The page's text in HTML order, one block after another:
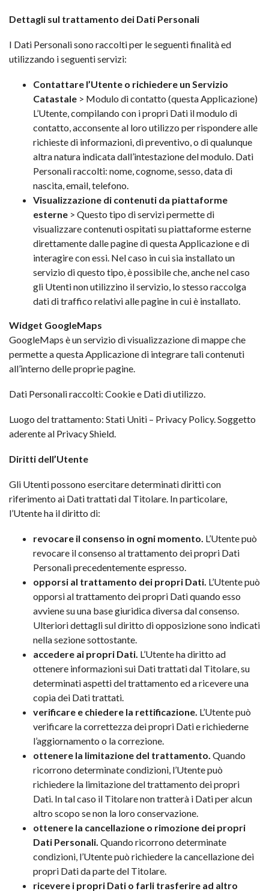
Dettagli sul trattamento dei Dati Personali
I Dati Personali sono raccolti per le seguenti finalità ed
utilizzando i seguenti servizi:
Contattare l’Utente o richiedere un Servizio
Catastale > Modulo di contatto (questa Applicazione)
L’Utente, compilando con i propri Dati il modulo di
contatto, acconsente al loro utilizzo per rispondere alle
richieste di informazioni, di preventivo, o di qualunque
altra natura indicata dall’intestazione del modulo. Dati
Personali raccolti: nome, cognome, sesso, data di
nascita, email, telefono.
Visualizzazione di contenuti da piattaforme
esterne > Questo tipo di servizi permette di
visualizzare contenuti ospitati su piattaforme esterne
direttamente dalle pagine di questa Applicazione e di
interagire con essi. Nel caso in cui sia installato un
servizio di questo tipo, è possibile che, anche nel caso
gli Utenti non utilizzino il servizio, lo stesso raccolga
dati di traffico relativi alle pagine in cui è installato.
Widget GoogleMaps
GoogleMaps è un servizio di visualizzazione di mappe che
permette a questa Applicazione di integrare tali contenuti
all’interno delle proprie pagine.
Dati Personali raccolti: Cookie e Dati di utilizzo.
Luogo del trattamento: Stati Uniti – Privacy Policy. Soggetto
aderente al Privacy Shield.
Diritti dell’Utente
Gli Utenti possono esercitare determinati diritti con
riferimento ai Dati trattati dal Titolare. In particolare,
l’Utente ha il diritto di:
revocare il consenso in ogni momento. L’Utente può
revocare il consenso al trattamento dei propri Dati
Personali precedentemente espresso.
opporsi al trattamento dei propri Dati. L’Utente può
opporsi al trattamento dei propri Dati quando esso
avviene su una base giuridica diversa dal consenso.
Ulteriori dettagli sul diritto di opposizione sono indicati
nella sezione sottostante.
accedere ai propri Dati. L’Utente ha diritto ad
ottenere informazioni sui Dati trattati dal Titolare, su
determinati aspetti del trattamento ed a ricevere una
copia dei Dati trattati.
verificare e chiedere la rettificazione. L’Utente può
verificare la correttezza dei propri Dati e richiederne
l’aggiornamento o la correzione.
ottenere la limitazione del trattamento. Quando
ricorrono determinate condizioni, l’Utente può
richiedere la limitazione del trattamento dei propri
Dati. In tal caso il Titolare non tratterà i Dati per alcun
altro scopo se non la loro conservazione.
ottenere la cancellazione o rimozione dei propri
Dati Personali. Quando ricorrono determinate
condizioni, l’Utente può richiedere la cancellazione dei
propri Dati da parte del Titolare.
ricevere i propri Dati o farli trasferire ad altro